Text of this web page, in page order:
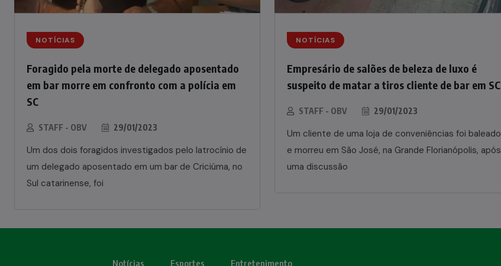
NOTÍCIAS
Foragido pela morte de delegado aposentado
em bar morre em confronto com a polícia em
SC
STAFF - OBV 29/01/2023
Um dos dois foragidos investigados pelo latrocínio de
um delegado aposentado em um bar de Criciúma, no
Sul catarinense, foi
NOTÍCIAS
Empresário de salões de beleza de luxo é
suspeito de matar a tiros cliente de bar em SC
STAFF - OBV 29/01/2023
Um cliente de uma loja de conveniências foi baleado
e morreu em São José, na Grande Florianópolis, após
uma discussão
Notícias Esportes Entretenimento